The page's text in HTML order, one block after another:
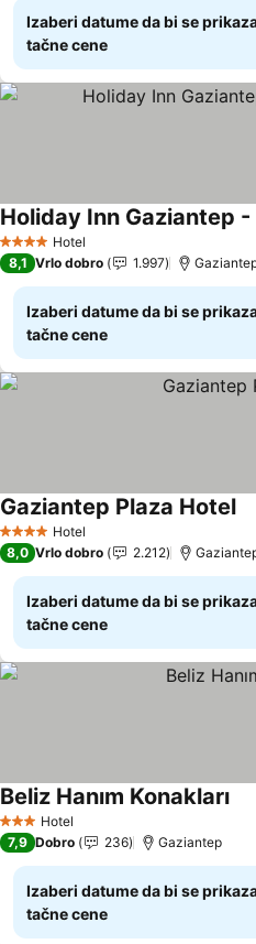
Izaberi datume da bi se
tačne cene
4 ZvezdiceHotel
Holiday Inn Gaziantep
8,1 Vrlo dobro 1.997
Izaberi datume da bi se
tačne cene
4 ZvezdiceHotel
Gaziantep Plaza Hotel
8,0 Vrlo dobro 2.212
Izaberi datume da bi se
tačne cene
3 Zvezdice
Hotel
Beliz Hanım Konakları
7,9 Dobro 236 Gaziantep
Izaberi datume da bi se
tačne cene